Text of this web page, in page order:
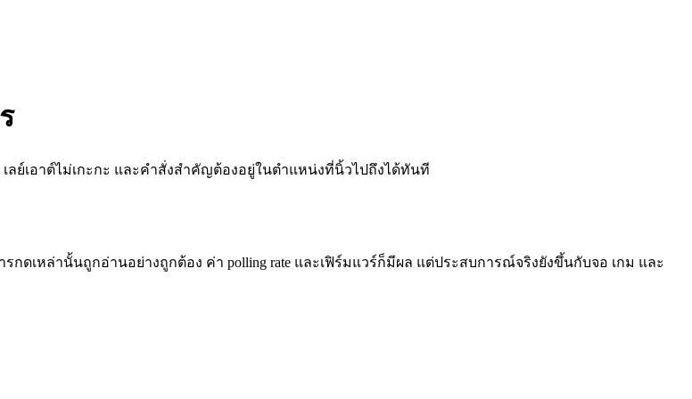
ลย์เอาต์ไม่เกะกะ และคำสั่งสำคัญต้องอยู่ในตำแหน่งที่นิ้วไปถึงได้ทันที
กดเหล่านั้นถูกอ่านอย่างถูกต้อง ค่า polling rate และเฟิร์มแวร์ก็มีผล แต่ประสบการณ์จริงยังขึ้นกับจอ เกม และ